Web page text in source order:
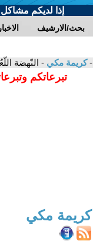
إذا لديكم
الاخبار بحث/الارشيف
-كريمة مكي - النّهضة
تبرعاتكم
كريمة مكي